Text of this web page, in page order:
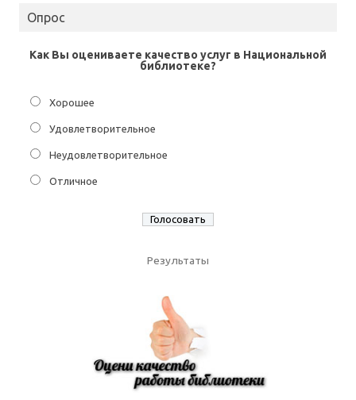
Опрос
Как Вы оцениваете качество услуг в Национальной
библиотеке?
Хорошее
Удовлетворительное
Неудовлетворительное
Отличное
Результаты